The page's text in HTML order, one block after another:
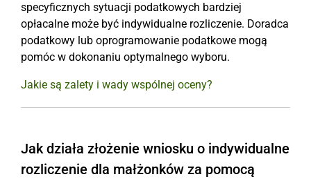
specyficznych sytuacji podatkowych bardziej
opłacalne może być indywidualne rozliczenie. Doradca
podatkowy lub oprogramowanie podatkowe mogą
pomóc w dokonaniu optymalnego wyboru.
Jakie są zalety i wady wspólnej oceny?
Jak działa złożenie wniosku o indywidualne
rozliczenie dla małżonków za pomocą